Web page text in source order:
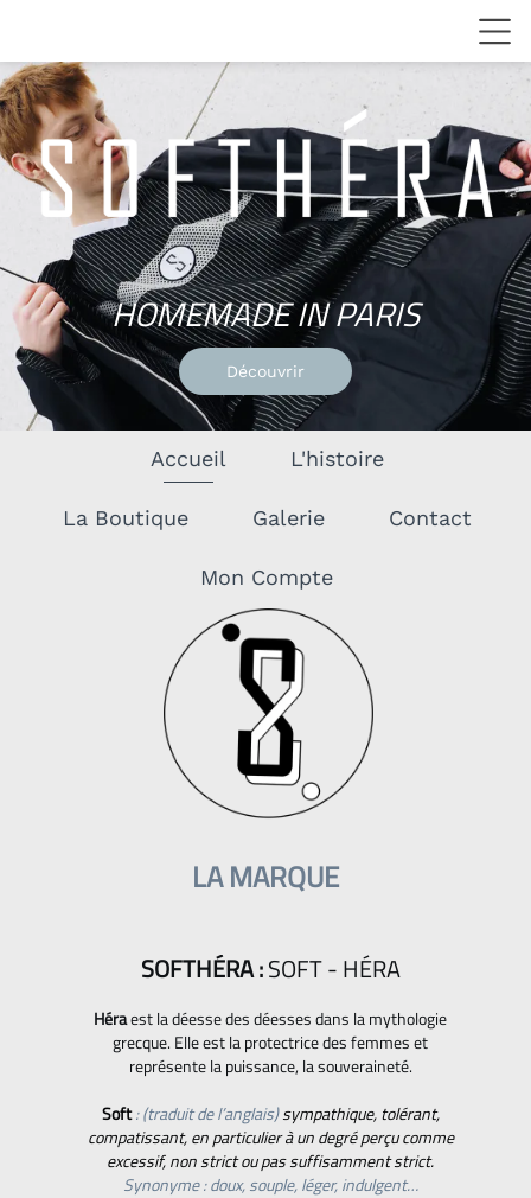
HOMEMADEINPARIS
Découvrir
Accueil L'histoire
La Boutique Galerie Contact
Mon Compte
LA MARQUE
SOFTHÉRA :SOFT - HÉRA
Héraest la déesse des déesses dans la mythologie
grecque. Elle est la protectrice des femmes et
représente la puissance, la souveraineté.
Soft: (traduit de l’anglais)sympathique, tolérant,
compatissant, en particulier à un degré perçu comme
excessif, non strict ou pas suffisamment strict.
Synonyme : doux, souple, léger, indulgent…